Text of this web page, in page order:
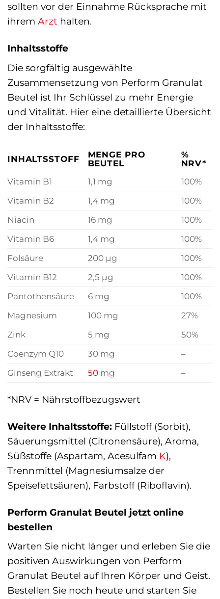
sollten vor der Einnahme Rücksprache mit
ihrem Arzt halten.
Inhaltsstoffe
Die sorgfältig ausgewählte
Zusammensetzung von Perform Granulat
Beutel ist Ihr Schlüssel zu mehr Energie
und Vitalität. Hier eine detaillierte Übersicht
der Inhaltsstoffe:
INHALTSSTOFF
MENGE PRO
BEUTEL
%
NRV*
Vitamin B1
1,1 mg
100%
Vitamin B2
1,4 mg
100%
Niacin
16 mg
100%
Vitamin B6
1,4 mg
100%
Folsäure
200 µg
100%
Vitamin B12
2,5 µg
100%
Pantothensäure
6 mg
100%
Magnesium
100 mg
27%
Zink
5 mg
50%
Coenzym Q10
30 mg
–
Ginseng Extrakt
50mg –
*NRV = Nährstoffbezugswert
Weitere Inhaltsstoffe: Füllstoff (Sorbit),
Säuerungsmittel (Citronensäure), Aroma,
Süßstoffe (Aspartam, Acesulfam K),
Trennmittel (Magnesiumsalze der
Speisefettsäuren), Farbstoff (Riboflavin).
Perform Granulat Beutel jetzt online
bestellen
Warten Sie nicht länger und erleben Sie die
positiven Auswirkungen von Perform
Granulat Beutel auf Ihren Körper und Geist.
Bestellen Sie noch heute und starten Sie